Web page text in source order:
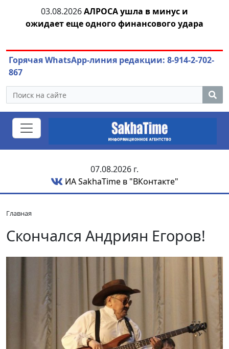
03.08.2026АЛРОСА ушла в минус и
ожидает еще одного финансового удара
Горячая WhatsApp-линия редакции: 8-914-2-702-
867
07.08.2026 г.
ИА SakhaTime в "ВКонтакте"
Главная
Скончался Андриян Егоров!